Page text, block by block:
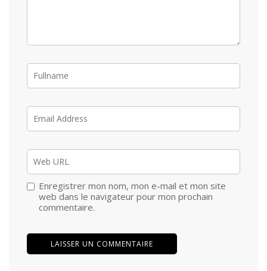
Enregistrer mon nom, mon e-mail et mon site
web dans le navigateur pour mon prochain
commentaire.